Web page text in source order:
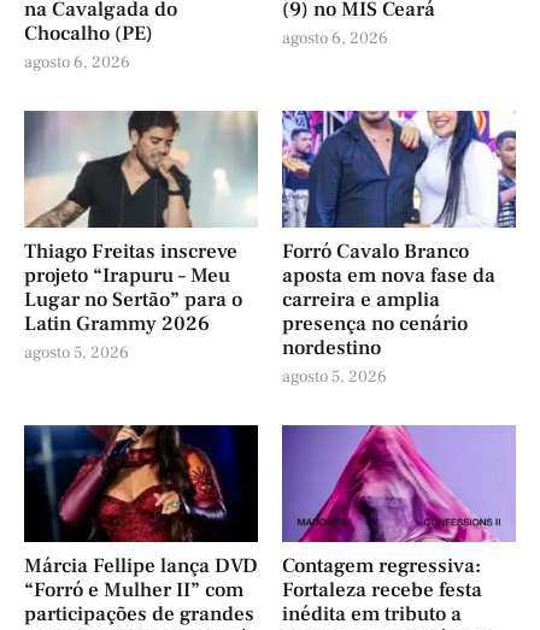
na Cavalgada do
Chocalho (PE)
agosto 6, 2026
(9) no MIS Ceará
agosto 6, 2026
Thiago Freitas inscreve
projeto “Irapuru – Meu
Lugar no Sertão” para o
Latin Grammy 2026
agosto 5, 2026
Forró Cavalo Branco
aposta em nova fase da
carreira e amplia
presença no cenário
nordestino
agosto 5, 2026
Márcia Fellipe lança DVD
“Forró e Mulher II” com
participações de grandes
Contagem regressiva:
Fortaleza recebe festa
inédita em tributo a